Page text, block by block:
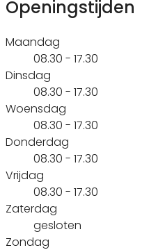
Openingstijden
Maandag
08.30 - 17.30
Dinsdag
08.30 - 17.30
Woensdag
08.30 - 17.30
Donderdag
08.30 - 17.30
Vrijdag
08.30 - 17.30
Zaterdag
gesloten
Zondag